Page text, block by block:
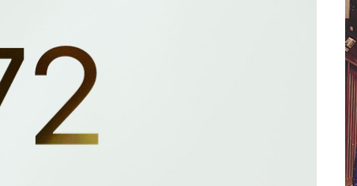
スイス
スロベニア
デンマーク
ハンガリー
中
記事
MOST VIEWED
記事が見つかりませ
PICKUP
MOST VIEWED
記事が見つかりません
MOST
記事が見
MOST VIEWED ARTICLE
記事が見つかりませんでした
記事が見つかりませんでした
MOST
記事が
MOST VIEWED ARTICLE
記事が見つかりませんでした
PICKUP ARTICLE